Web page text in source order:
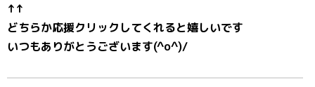
↑↑
どちらか応援クリックしてくれると嬉しいです
いつもありがとうございます(^o^)/